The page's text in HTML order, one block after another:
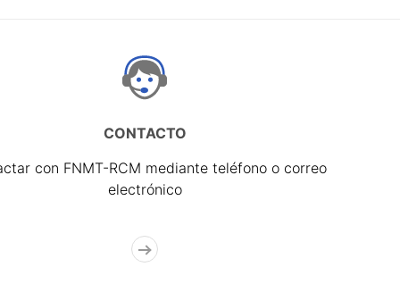
CONTACTO
con FNMT-RCM mediante teléfono o correo
electrónico